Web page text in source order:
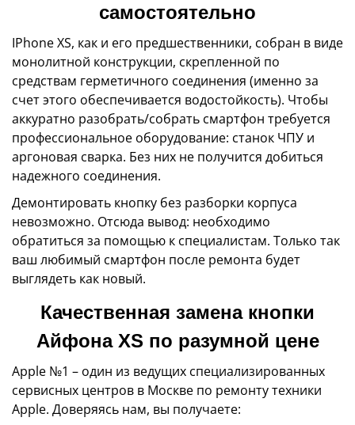
самостоятельно
IPhone XS, как и его предшественники, собран в виде
монолитной конструкции, скрепленной по
средствам герметичного соединения (именно за
счет этого обеспечивается водостойкость). Чтобы
аккуратно разобрать/собрать смартфон требуется
профессиональное оборудование: станок ЧПУ и
аргоновая сварка. Без них не получится добиться
надежного соединения.
Демонтировать кнопку без разборки корпуса
невозможно. Отсюда вывод: необходимо
обратиться за помощью к специалистам. Только так
ваш любимый смартфон после ремонта будет
выглядеть как новый.
Качественная замена кнопки
Айфона XS по разумной цене
Apple №1 – один из ведущих специализированных
сервисных центров в Москве по ремонту техники
Apple. Доверяясь нам, вы получаете: